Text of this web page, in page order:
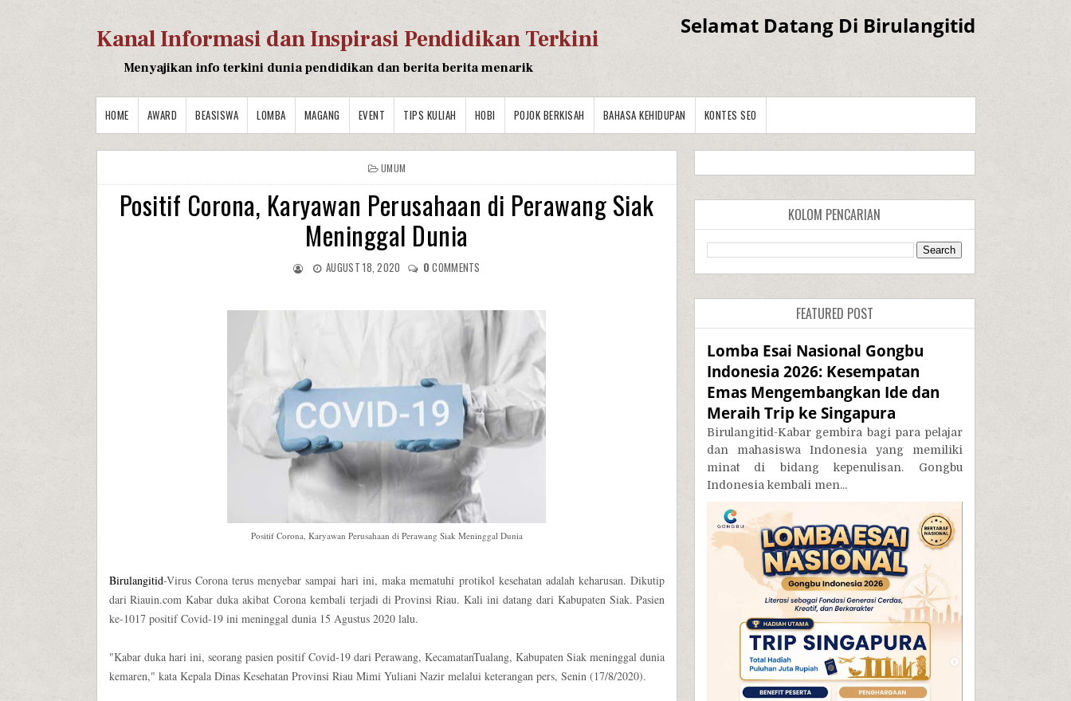
Kanal Informasi dan Inspirasi Pendidikan Terkini
Menyajikan info terkini dunia pendidikan dan berita berita menarik
Selamat Datang Di Birulangitid
HOME AWARD BEASISWA LOMBA MAGANG EVENT TIPS KULIAH HOBI POJOK BERKISAH BAHASA KEHIDUPAN KONTES SEO
UMUM
Positif Corona, Karyawan Perusahaan di Perawang Siak
Meninggal Dunia
AUGUST 18, 2020 0 COMMENTS
Positif Corona, Karyawan Perusahaan di Perawang Siak Meninggal Dunia
Birulangitid-Virus Corona terus menyebar sampai hari ini, maka mematuhi protikol kesehatan adalah keharusan. Dikutip
dari Riauin.com Kabar duka akibat Corona kembali terjadi di Provinsi Riau. Kali ini datang dari Kabupaten Siak. Pasien
ke-1017 positif Covid-19 ini meninggal dunia 15 Agustus 2020 lalu.
"Kabar duka hari ini, seorang pasien positif Covid-19 dari Perawang, KecamatanTualang, Kabupaten Siak meninggal dunia
kemaren," kata Kepala Dinas Kesehatan Provinsi Riau Mimi Yuliani Nazir melalui keterangan pers, Senin (17/8/2020).
KOLOM PENCARIAN
FEATURED POST
Lomba Esai Nasional Gongbu
Indonesia 2026: Kesempatan
Emas Mengembangkan Ide dan
Meraih Trip ke Singapura
Birulangitid-Kabar gembira bagi para pelajar
dan mahasiswa Indonesia yang memiliki
minat di bidang kepenulisan. Gongbu
Indonesia kembali men...